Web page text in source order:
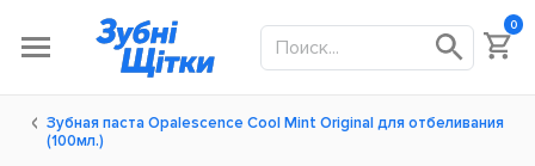
0
Зубная паста Opalescence Cool Mint Original для отбеливания
(100мл.)